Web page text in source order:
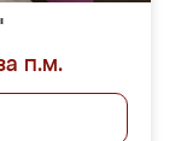
п.м.